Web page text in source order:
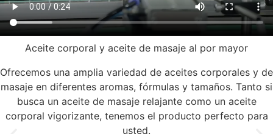
Aceite corporal y aceite de masaje al por mayor
Ofrecemos una amplia variedad de aceites corporales y de
masaje en diferentes aromas, fórmulas y tamaños. Tanto si
busca un aceite de masaje relajante como un aceite
corporal vigorizante, tenemos el producto perfecto para
usted.